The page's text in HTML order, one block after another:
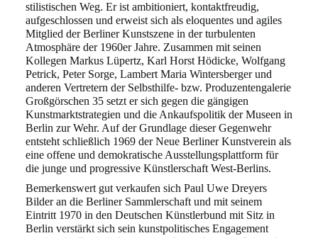
stilistischen Weg. Er ist ambitioniert, kontaktfreudig,
aufgeschlossen und erweist sich als eloquentes und agiles
Mitglied der BerlinerKunstszene in der turbulenten
Atmosphäre der 1960er Jahre. Zusammen mit seinen
Kollegen Markus Lüpertz, Karl Horst Hödicke, Wolfgang
Petrick, Peter Sorge, Lambert Maria Wintersberger und
anderen Vertretern der Selbsthilfe- bzw. Produzentengalerie
Großgörschen 35 setzt er sich gegen die gängigen
Kunstmarktstrategien und die Ankaufspolitik der Museen in
Berlin zur Wehr. Auf der Grundlage dieser Gegenwehr
entsteht schließlich 1969 der Neue BerlinerKunstverein als
eine offene und demokratische Ausstellungsplattform für
die junge und progressive Künstlerschaft West-Berlins.
Bemerkenswert gut verkaufen sich Paul Uwe Dreyers
Bilder an die Berliner Sammlerschaft und mit seinem
Eintritt 1970 in den Deutschen Künstlerbund mit Sitz in
Berlin verstärkt sich sein kunstpolitisches Engagement